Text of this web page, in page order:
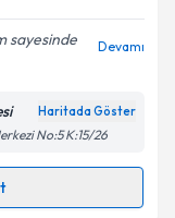
Aydınlatma
belirtilen
sayesinde
Devamı
Haritada Göster
No:5 K:15/26